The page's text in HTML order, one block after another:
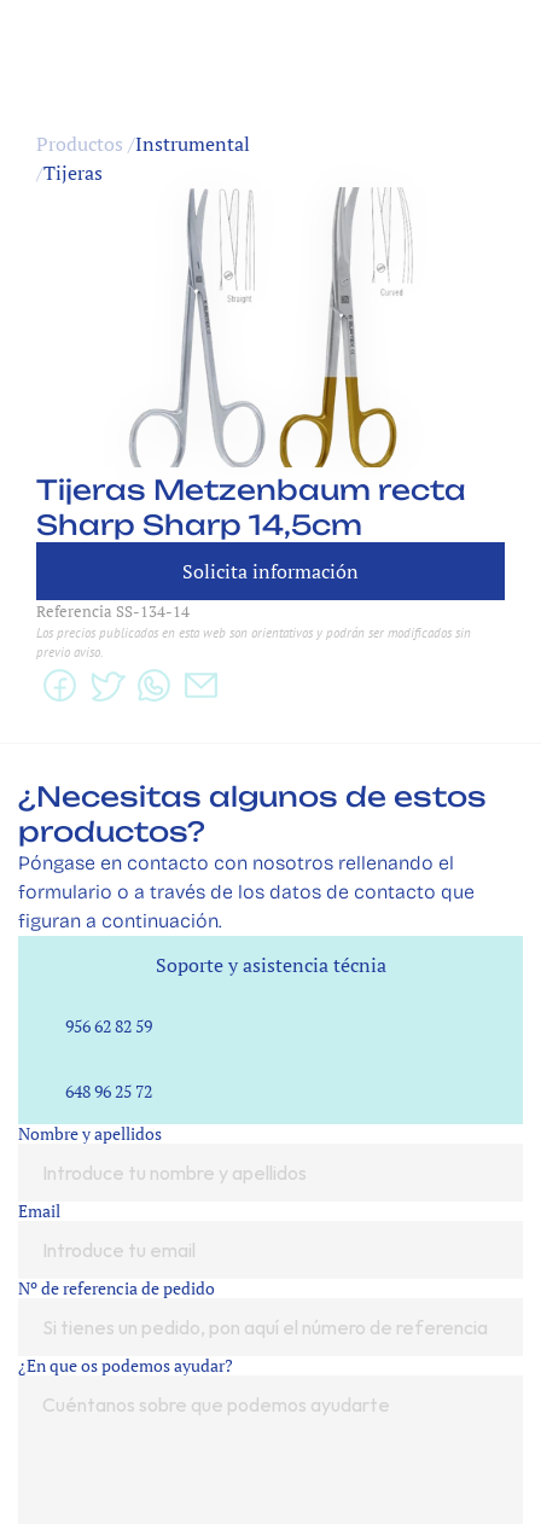
Tijeras Metzenbaum recta
Sharp Sharp 14,5cm
Solicita información
Solicita información
Referencia SS-134-14
Los precios publicados en esta web son orientativos y podrán ser modificados sin
previo aviso.
Productos /Instrumental
Tijeras
/
¿Necesitas algunos de estos
productos?
Póngase en contacto con nosotros rellenando el
formulario o a través de los datos de contacto que
figuran a continuación.
Soporte y asistencia técnia
956 62 82 59
648 96 25 72
Nombre y apellidos
Email
Nº de referencia de pedido
¿En que os podemos ayudar?